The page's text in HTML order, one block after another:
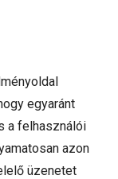
egyaránt
a felhasználói
azon
üzenetet